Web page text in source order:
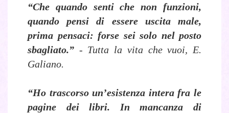
“Che quando senti che non funzioni,
quando pensi di essere uscita male,
prima pensaci: forse sei solo nel posto
sbagliato.” - Tutta la vita che vuoi, E.
Galiano.
“Ho trascorso un’esistenza intera fra le
pagine dei libri. In mancanza di